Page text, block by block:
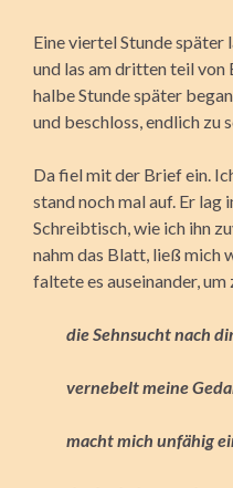
Eine viertel Stunde später
und las am dritten teil von
halbe Stunde später
und beschloss, endlich zu
Da fiel mit der Brief ein.
stand noch mal auf. Er lag
Schreibtisch, wie ich ihn
nahm das Blatt, ließ mich
faltete es auseinander, um
die Sehnsucht nach
vernebelt meine
macht mich unfähig